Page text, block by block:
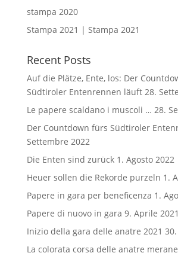
stampa 2020
Stampa 2021 | Stampa 2021
Recent Posts
Auf die Plätze, Ente, los: Der
Südtiroler Entenrennen läuft 28.
Le papere scaldano i muscoli … 28.
Der Countdown fürs Südtiroler
Settembre 2022
Die Enten sind zurück 1. Agosto 2022
Heuer sollen die Rekorde purzeln 1.
Papere in gara per beneficenza 1.
Papere di nuovo in gara 9. Aprile 2021
Inizio della gara delle anatre 2021
La colorata corsa delle anatre